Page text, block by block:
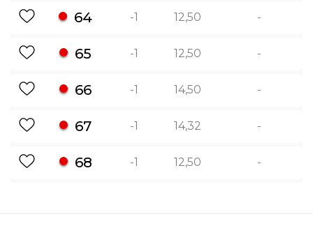
64 -1 12,50 -
65 -1 12,50 -
66 -1 14,50 -
67 -1 14,32 -
68 -1 12,50 -